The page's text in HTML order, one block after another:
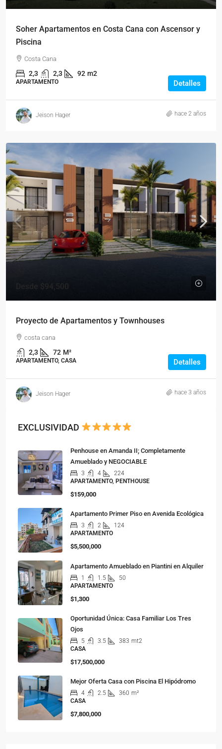
Soher Apartamentos en Costa Cana con Ascensor y
Piscina
Costa Cana
2,3 2,3 92 m2
APARTAMENTO Detalles
Jeison Hager hace 2 años
Proyecto de Apartamentos y Townhouses
costa cana
2,3 72 M²
APARTAMENTO, CASA Detalles
Jeison Hager hace 3 años
EXCLUSIVIDAD
Penhouse en Amanda II; Completamente
Amueblado y NEGOCIABLE
3 4
224
APARTAMENTO, PENTHOUSE
$159,000
Apartamento Primer Piso en Avenida Ecológica
3 2
124
APARTAMENTO
$5,500,000
Apartamento Amueblado en Piantini en Alquiler
1 1.5
50
APARTAMENTO
$1,300
Oportunidad Única: Casa Familiar Los Tres
Ojos
5 3.5 383 mt2
CASA
$17,500,000
Mejor Oferta Casa con Piscina El Hipódromo
4 2.5 360 m²
CASA
$7,800,000